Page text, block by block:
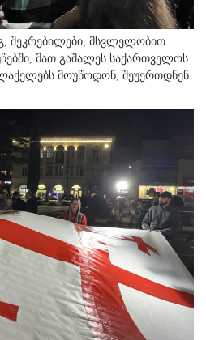
შეკრებილები, მსვლელობით
მათ გაშალეს საქართველოს
მოუწოდონ, შეუერთდნენ